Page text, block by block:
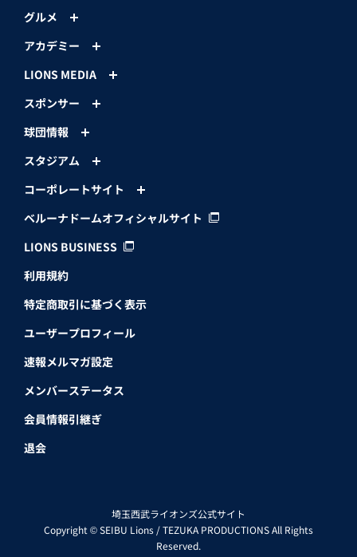
グルメ
アカデミー
LIONS MEDIA
スポンサー
球団情報
スタジアム
コーポレートサイト
ベルーナドームオフィシャルサイト
LIONS BUSINESS
利用規約
特定商取引に基づく表示
ユーザープロフィール
速報メルマガ設定
メンバーステータス
会員情報引継ぎ
退会
埼玉西武ライオンズ公式サイト
Copyright © SEIBU Lions / TEZUKA PRODUCTIONS All Rights
Reserved.